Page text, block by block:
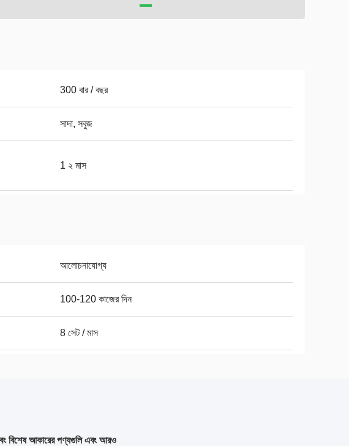
300 বার / বছর
সাদা, সবুজ
1 ২ মাস
আলোচনাযোগ্য
100-120 কাজের দিন
8 সেট / মাস
বিশেষ আকারের পণ্যগুলি এবং আরও